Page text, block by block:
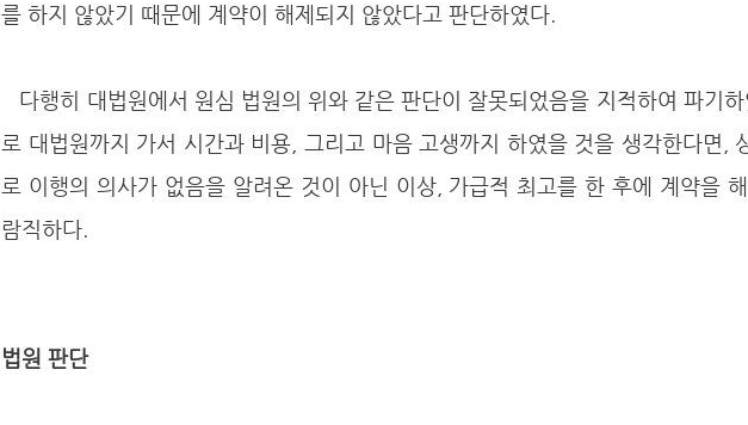
를 하지 않았기 때문에 계약이 해제되지 않았다고 판단하였다.
로 대법원까지 가서 시간과 비용, 그리고 마음 고생까지 하였을 것을 생각한다면,
로 이행의 의사가 없음을 알려온 것이 아닌 이상, 가급적 최고를 한 후에 계약을
람직하다.
법원 판단